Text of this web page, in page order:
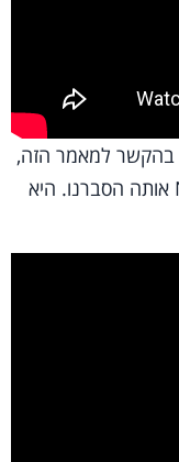
בהקשר למאמר הזה,
כי היא ממש הקלטה של טכניקת ה-NLP אותה הסברנו. היא